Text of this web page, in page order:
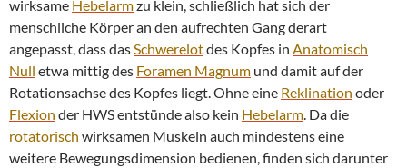
wirksame Hebelarmzu klein, schließlich hat sich der
menschliche Körper an den aufrechten Gang derart
angepasst, dass dasSchwerelotdes Kopfes in Anatomisch
Null etwa mittig des Foramen Magnum und damit auf der
Rotationsachse des Kopfes liegt. Ohne eine Reklination oder
Flexion der HWS entstünde also kein Hebelarm. Da die
rotatorisch wirksamen Muskeln auch mindestens eine
weitere Bewegungsdimension bedienen, finden sich darunter